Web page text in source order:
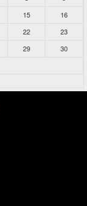
15
16
22
23
29
30